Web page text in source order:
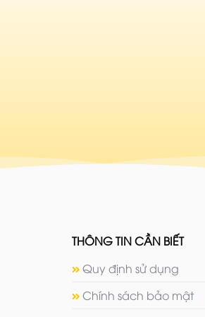
THÔNG TIN CẦN BIẾT
Quy định sử dụng
Chính sách bảo mật